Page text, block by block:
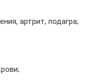
артрит, подагра;